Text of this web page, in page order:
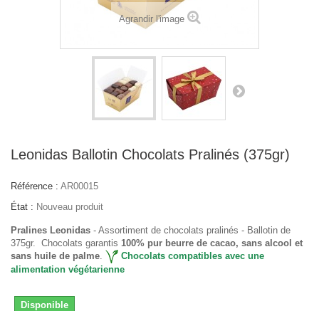
Agrandir l'image
Leonidas Ballotin Chocolats Pralinés (375gr)
Référence : AR00015
État : Nouveau produit
Pralines Leonidas - Assortiment de chocolats pralinés - Ballotin de
375gr. Chocolats garantis 100% pur beurre de cacao, sans alcool et
sans huile de palme.
Chocolats compatibles avec une
alimentation végétarienne
Disponible